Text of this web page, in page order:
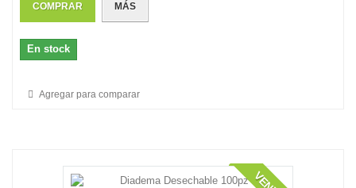
COMPRAR MÁS
En stock
Agregar para comparar